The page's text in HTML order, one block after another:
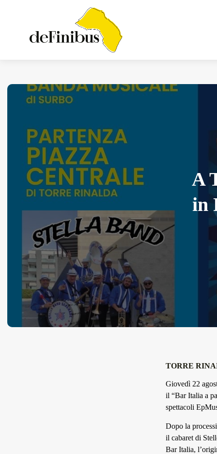
A
in
TORRE
Giovedì 22
il “Bar Italia a
spettacoli
Dopo la
il cabaret di
Bar Italia,